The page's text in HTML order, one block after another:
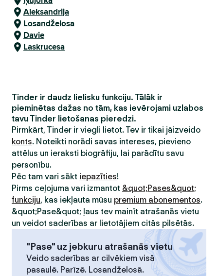
Aleksandrija
Losandželosa
Davie
Laskrucesa
Tinder ir daudz lielisku funkciju. Tālāk ir
pieminētas dažas no tām, kas ievērojami uzlabos
tavu Tinder lietošanas pieredzi.
Pirmkārt, Tinder ir viegli lietot. Tev ir tikai jāizveido
konts. Noteikti norādi savas intereses, pievieno
attēlus un ieraksti biogrāfiju, lai parādītu savu
personību.
Pēc tam vari sākt iepazīties!
Pirms ceļojuma vari izmantot &quot;Pases&quot;
funkciju, kas iekļauta mūsu premium abonementos.
&quot;Pase&quot; ļaus tev mainīt atrašanās vietu
un veidot saderības ar lietotājiem citās pilsētās.
"Pase" uz jebkuru atrašanās vietu
Veido saderības ar cilvēkiem visā
pasaulē. Parīzē. Losandželosā.